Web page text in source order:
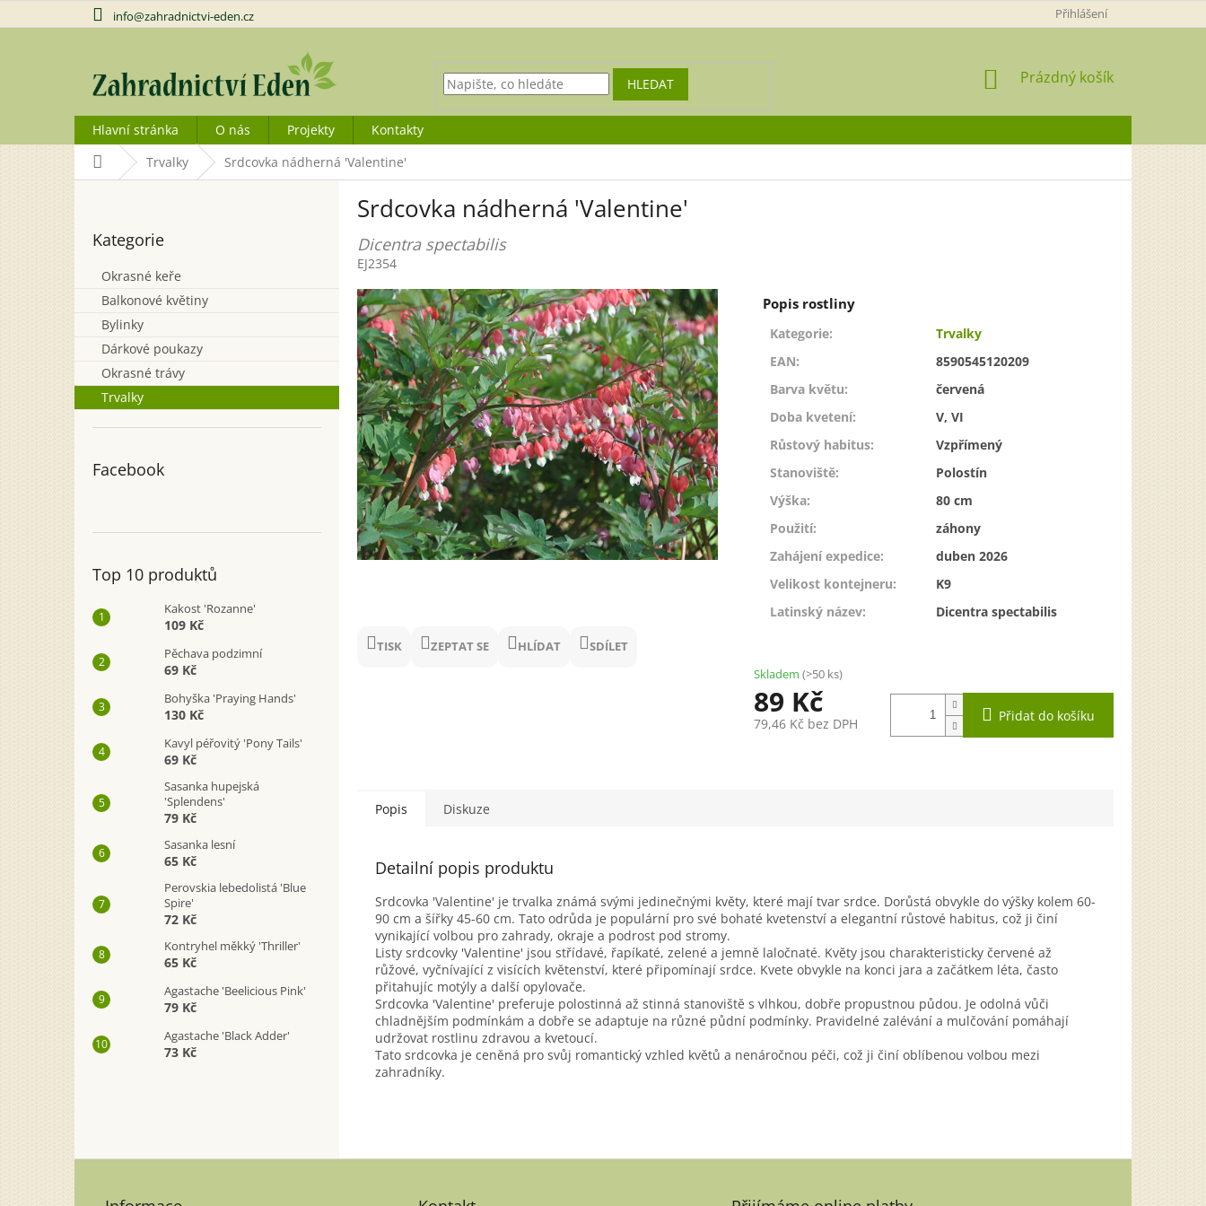
na
info@zahradnictvi-eden.cz Přihlášení
HLEDAT
NÁKUPNÍ
Prázdný košík
Hlavní stránka O nás Projekty
Kontakty
Domů Trvalky Srdcovka nádherná 'Valentine'
a
n
kategorie
Kategorie
Okrasné keře
Balkonové květiny
Bylinky
Dárkové poukazy
Okrasné trávy
Trvalky
Facebook
Top 10 produktů
Kakost 'Rozanne'
109 Kč
Pěchava podzimní
69 Kč
Bohyška 'Praying Hands'
130 Kč
Kavyl péřovitý 'Pony Tails'
69 Kč
Sasanka hupejská
'Splendens'
79 Kč
Sasanka lesní
65 Kč
Perovskia lebedolistá 'Blue
Spire'
72 Kč
Kontryhel měkký 'Thriller'
65 Kč
Agastache 'Beelicious Pink'
79 Kč
Agastache 'Black Adder'
73 Kč
Srdcovka nádherná 'Valentine'
Dicentra spectabilis
EJ2354
TISK ZEPTAT SE HLÍDAT SDÍLET
Kategorie:
Trvalky
EAN:
8590545120209
Barva květu:
červená
Doba kvetení:
V, VI
Růstový habitus:
Vzpřímený
Stanoviště:
Polostín
Výška:
80 cm
Použití:
záhony
Zahájení expedice:
duben 2026
Velikost kontejneru:
K9
Latinský název: Dicentra spectabilis
89 Kč
79,46 Kč bez DPH
Skladem (>50 ks)
Přidat do košíku
Popis Diskuze
Detailní popis produktu
Srdcovka 'Valentine' je trvalka známá svými jedinečnými květy, které mají tvar srdce. Dorůstá obvykle do výšky kolem 60-
90 cm a šířky 45-60 cm. Tato odrůda je populární pro své bohaté kvetenství a elegantní růstové habitus, což ji činí
vynikající volbou pro zahrady, okraje a podrost pod stromy.
Listy srdcovky 'Valentine' jsou střídavé, řapíkaté, zelené a jemně laločnaté. Květy jsou charakteristicky červené až
růžové, vyčnívající z visících květenství, které připomínají srdce. Kvete obvykle na konci jara a začátkem léta, často
přitahujíc motýly a další opylovače.
Srdcovka 'Valentine' preferuje polostinná až stinná stanoviště s vlhkou, dobře propustnou půdou. Je odolná vůči
chladnějším podmínkám a dobře se adaptuje na různé půdní podmínky. Pravidelné zalévání a mulčování pomáhají
udržovat rostlinu zdravou a kvetoucí.
Tato srdcovka je ceněná pro svůj romantický vzhled květů a nenáročnou péči, což ji činí oblíbenou volbou mezi
zahradníky.